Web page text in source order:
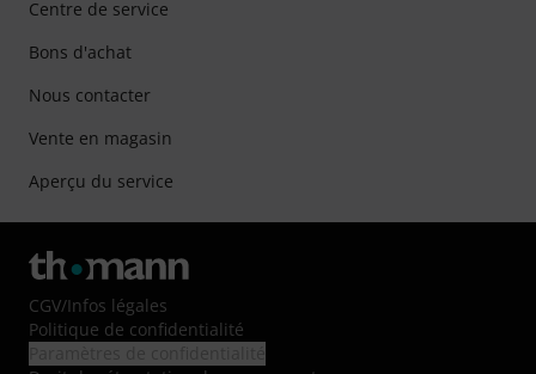
Centre de service
Bons d'achat
Nous contacter
Vente en magasin
Aperçu du service
CGV/Infos légales
Politique de confidentialité